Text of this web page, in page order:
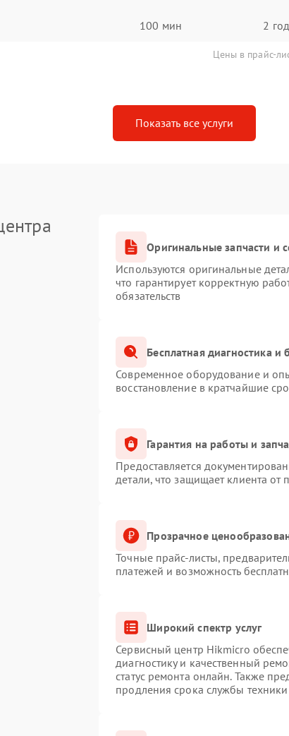
100 мин 2
Цены в прайс-
Показать все услуги
Оригинальные запчасти и
Используются оригинальные
что гарантирует корректную
обязательств
Бесплатная диагностика
Современное оборудование и
восстановление в кратчайшие
Гарантия на работы и
Предоставляется
детали, что защищает клиента от
Прозрачное
Точные прайс-листы,
платежей и возможность
Широкий спектр услуг
Сервисный центр Hikmicro
диагностику и качественный
статус ремонта онлайн. Также
продления срока службы техники